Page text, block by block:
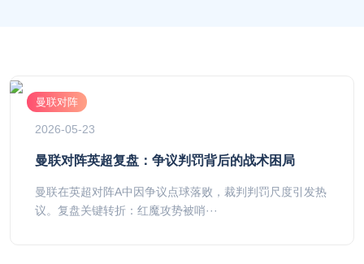
曼联对阵
2026-05-23
曼联对阵英超复盘：争议判罚背后的战术困局
曼联在英超对阵A中因争议点球落败，裁判判罚尺度引发热
议。复盘关键转折：红魔攻势被哨···